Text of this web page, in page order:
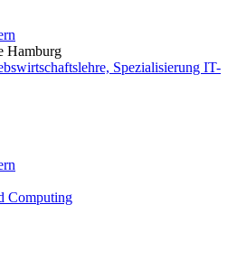
Hamburg
Spezialisierung IT-
Computing